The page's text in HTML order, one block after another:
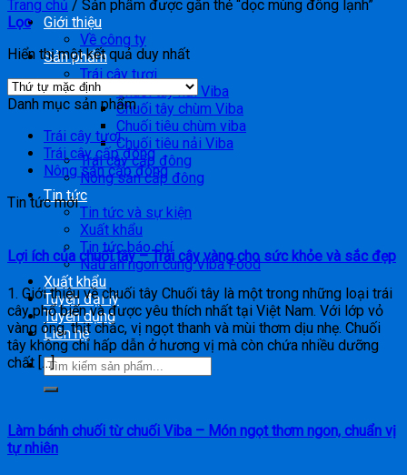
Giới thiệu
Về công ty
Sản phẩm
Trái cây tươi
Chuối tây nải Viba
Chuối tây chùm Viba
Chuối tiêu chùm viba
Chuối tiêu nải Viba
Trái cây cấp đông
Nông sản cấp đông
Tin tức
Tin tức và sự kiện
Xuất khẩu
Tin tức báo chí
Nấu ăn ngon cùng Viba Food
Xuất khẩu
Tuyển đại lý
Tuyển dụng
Liên hệ
Trang chủ / Sản phẩm được gắn thẻ “dọc mùng đông lạnh”
Lọc
Hiển thị một kết quả duy nhất
Danh mục sản phẩm
Trái cây tươi
Trái cây cấp đông
Nông sản cấp đông
Tin tức mới
Lợi ích của chuối tây – Trái cây vàng cho sức khỏe và sắc đẹp
1. Giới thiệu về chuối tây Chuối tây là một trong những loại trái
cây phổ biến và được yêu thích nhất tại Việt Nam. Với lớp vỏ
vàng óng, thịt chắc, vị ngọt thanh và mùi thơm dịu nhẹ. Chuối
tây không chỉ hấp dẫn ở hương vị mà còn chứa nhiều dưỡng
chất […]
Làm bánh chuối từ chuối Viba – Món ngọt thơm ngon, chuẩn vị
tự nhiên